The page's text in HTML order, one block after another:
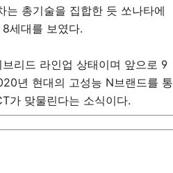
는 총기술을 집합한 듯 쏘나타에
세대를 보였다.
리드 라인업 상태이며 앞으로 9
년 현대의 고성능 N브랜드를 통
가 맞물린다는 소식이다.